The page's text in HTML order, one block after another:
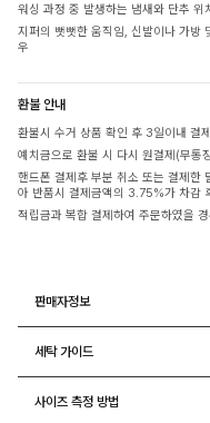
워싱 과정 중 발생하는 냄새와 단추
지퍼의 뻣뻣한 움직임, 신발이나 가방
우
환불 안내
환불시 수거 상품 확인 후 3일이내 결
예치금으로 환불 시 다시 원결제(무통
핸드폰 결제후 부분 취소 또는 결제한
아 반품시 결제금액의 3.75%가 차감
적립금과 복합 결제하여 주문하였을
판매자정보
세탁 가이드
사이즈 측정 방법